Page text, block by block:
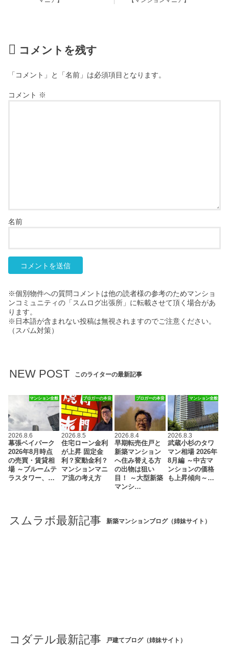
コメントを残す
「コメント」と「名前」は必須項目となります。
コメント ※
名前
※個別物件への質問コメントは他の読者様の参考のためマンショ
ンコミュニティの「スムログ出張所」に転載させて頂く場合があ
ります。
※日本語が含まれない投稿は無視されますのでご注意ください。
（スパム対策）
NEW POST このライターの最新記事
マンション全般
2026.8.6
幕張ベイパーク
2026年8月時点
の売買・賃貸相
場 ～ブルームテ
ラスタワー、…
ブロガーの本音
2026.8.5
住宅ローン金利
が上昇 固定金
利？変動金利？
マンションマニ
ア流の考え方
ブロガーの本音
2026.8.4
早期転売住戸と
新築マンション
へ住み替える方
の出物は狙い
目！ ～大型新築
マンシ…
マンション全般
2026.8.3
武蔵小杉のタワ
マン相場 2026年
8月編 ～中古マ
ンションの価格
も上昇傾向～…
スムラボ最新記事 新築マンションブログ（姉妹サイト）
コダテル最新記事 戸建てブログ（姉妹サイト）